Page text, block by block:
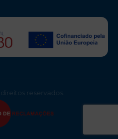
reservados.